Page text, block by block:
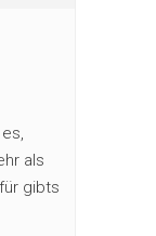
als
gibts